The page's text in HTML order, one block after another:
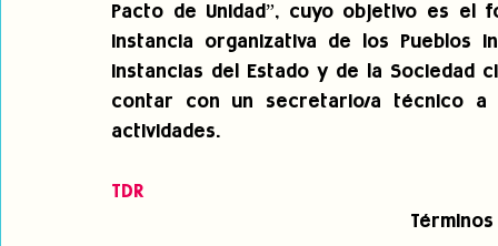
Pacto de Unidad”, cuyo objetivo es el
instancia organizativa de los Pueblos
instancias del Estado y de la Sociedad
contar con un secretario/a técnico a
actividades.
TDR